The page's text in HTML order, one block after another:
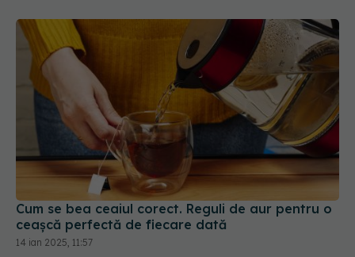
Cum se bea ceaiul corect. Reguli de aur pentru o
ceașcă perfectă de fiecare dată
14 ian 2025, 11:57